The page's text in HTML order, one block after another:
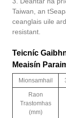
Taiwan, an
ceanglais uile
resistant.
Teicníc
Meaisín
Mionsamhail
Raon
Trastomhas
(mm)